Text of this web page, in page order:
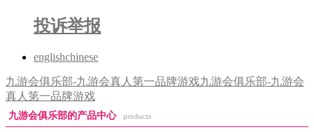
投诉举报
englishchinese
九游会俱乐部-九游会真人第一品牌游戏九游会俱乐部-九游会
真人第一品牌游戏
九游会俱乐部的产品中心 products